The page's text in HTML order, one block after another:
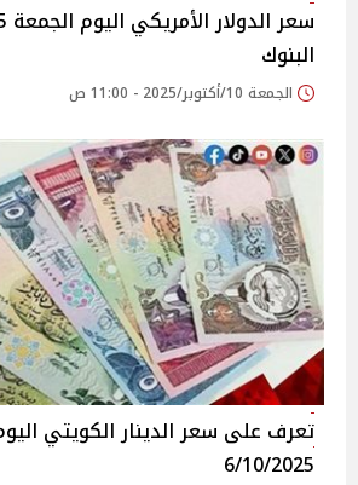
البنوك
الجمعة 10/أكتوبر/2025 - 11:00 ص
تعرف على سعر الدينار الكويتي
6/10/2025